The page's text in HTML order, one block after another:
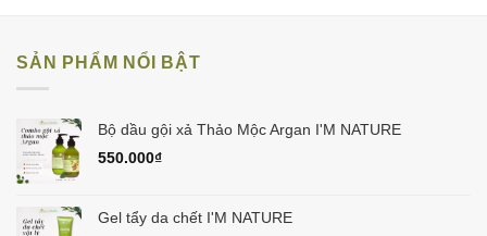
SẢN PHẨM NỔI BẬT
Bộ dầu gội xả Thảo Mộc Argan I'M NATURE
550.000₫
Gel tẩy da chết I'M NATURE